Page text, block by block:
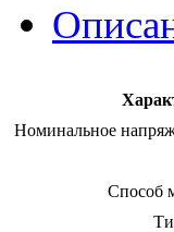
Номинальное
Способ